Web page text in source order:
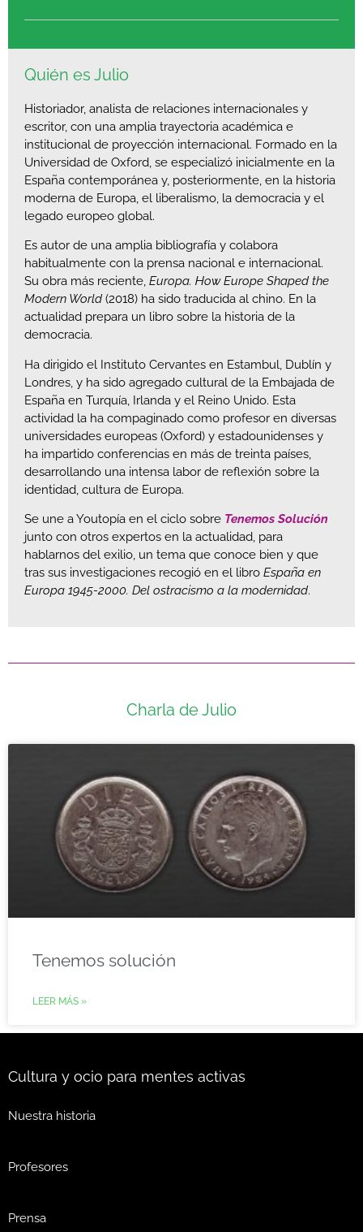
Quién es Julio
Historiador, analista de relaciones internacionales y
escritor, con una amplia trayectoria académica e
institucional de proyección internacional. Formado en la
Universidad de Oxford, se especializó inicialmente en la
España contemporánea y, posteriormente, en la historia
moderna de Europa, el liberalismo, la democracia y el
legado europeo global.
Es autor de una amplia bibliografía y colabora
habitualmente con la prensa nacional e internacional.
Su obra más reciente, Europa. How Europe Shaped the
Modern World (2018) ha sido traducida al chino. En la
actualidad prepara un libro sobre la historia de la
democracia.
Ha dirigido el Instituto Cervantes en Estambul, Dublín y
Londres, y ha sido agregado cultural de la Embajada de
España en Turquía, Irlanda y el Reino Unido. Esta
actividad la ha compaginado como profesor en diversas
universidades europeas (Oxford) y estadounidenses y
ha impartido conferencias en más de treinta países,
desarrollando una intensa labor de reflexión sobre la
identidad, cultura de Europa.
Se une a Youtopía en el ciclo sobre Tenemos Solución
junto con otros expertos en la actualidad, para
hablarnos del exilio, un tema que conoce bien y que
tras sus investigaciones recogió en el libro España en
Europa 1945-2000. Del ostracismo a la modernidad.
Charla de Julio
Tenemos solución
LEER MÁS »
Cultura y ocio para mentes activas
Nuestra historia
Profesores
Prensa